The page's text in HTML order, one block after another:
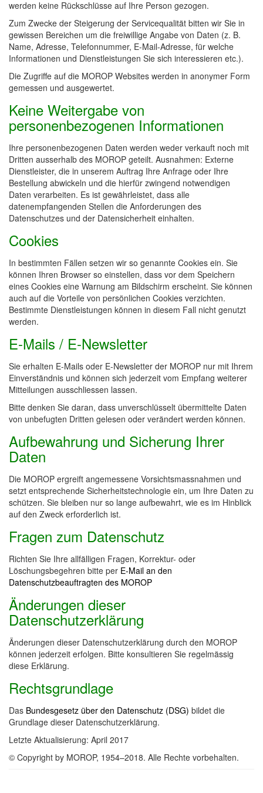
werden keine Rückschlüsse auf Ihre Person gezogen.
Zum Zwecke der Steigerung der Servicequalität bitten wir Sie in
gewissen Bereichen um die freiwillige Angabe von Daten (z. B.
Name, Adresse, Telefonnummer, E-Mail-Adresse, für welche
Informationen und Dienstleistungen Sie sich interessieren etc.).
Die Zugriffe auf die MOROP Websites werden in anonymer Form
gemessen und ausgewertet.
Keine Weitergabe von
personenbezogenen Informationen
Ihre personenbezogenen Daten werden weder verkauft noch mit
Dritten ausserhalb des MOROP geteilt. Ausnahmen: Externe
Dienstleister, die in unserem Auftrag Ihre Anfrage oder Ihre
Bestellung abwickeln und die hierfür zwingend notwendigen
Daten verarbeiten. Es ist gewährleistet, dass alle
datenempfangenden Stellen die Anforderungen des
Datenschutzes und der Datensicherheit einhalten.
Cookies
In bestimmten Fällen setzen wir so genannte Cookies ein. Sie
können Ihren Browser so einstellen, dass vor dem Speichern
eines Cookies eine Warnung am Bildschirm erscheint. Sie können
auch auf die Vorteile von persönlichen Cookies verzichten.
Bestimmte Dienstleistungen können in diesem Fall nicht genutzt
werden.
E-Mails / E-Newsletter
Sie erhalten E-Mails oder E-Newsletter der MOROP nur mit Ihrem
Einverständnis und können sich jederzeit vom Empfang weiterer
Mitteilungen ausschliessen lassen.
Bitte denken Sie daran, dass unverschlüsselt übermittelte Daten
von unbefugten Dritten gelesen oder verändert werden können.
Aufbewahrung und Sicherung Ihrer
Daten
Die MOROP ergreift angemessene Vorsichtsmassnahmen und
setzt entsprechende Sicherheitstechnologie ein, um Ihre Daten zu
schützen. Sie bleiben nur so lange aufbewahrt, wie es im Hinblick
auf den Zweck erforderlich ist.
Fragen zum Datenschutz
Richten Sie Ihre allfälligen Fragen, Korrektur- oder
Löschungsbegehren bitte per E-Mail an den
Datenschutzbeauftragten des MOROP
Änderungen dieser
Datenschutzerklärung
Änderungen dieser Datenschutzerklärung durch den MOROP
können jederzeit erfolgen. Bitte konsultieren Sie regelmässig
diese Erklärung.
Rechtsgrundlage
Das Bundesgesetz über den Datenschutz (DSG) bildet die
Grundlage dieser Datenschutzerklärung.
Letzte Aktualisierung: April 2017
© Copyright by MOROP, 1954–2018. Alle Rechte vorbehalten.